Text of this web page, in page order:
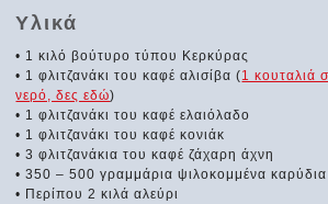
Υλικά
• 1 κιλό βούτυρο τύπου Κερκύρας
• 1 φλιτζανάκι του καφέ αλισίβα (1 κουταλιά
νερό, δες εδώ)
• 1 φλιτζανάκι του καφέ ελαιόλαδο
• 1 φλιτζανάκι του καφέ κονιάκ
• 3 φλιτζανάκια του καφέ ζάχαρη άχνη
• 350 – 500 γραμμάρια ψιλοκομμένα καρύδια
• Περίπου 2 κιλά αλεύρι